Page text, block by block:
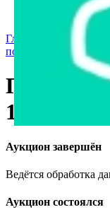
Главная страница
полуприцепы
1995
Аукцион завершён
Ведётся обработка
Аукцион состоялся